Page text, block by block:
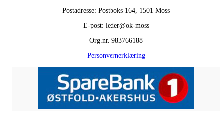
Postadresse: Postboks 164, 1501 Moss
E-post: leder@ok-moss
Org.nr. 983766188
Personvernerklæring